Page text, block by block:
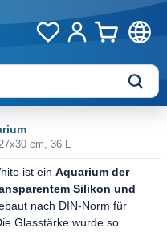
cm, 36 L
ist ein Aquarium der
Silikon und
nach DIN-Norm für
Glasstärke wurde so